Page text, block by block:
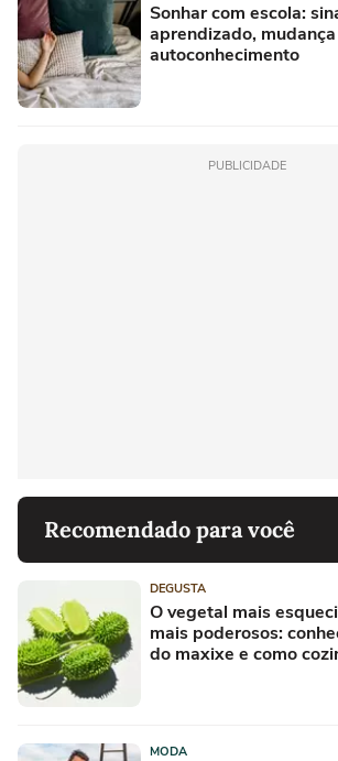
Sonhar com escola:
aprendizado,
autoconhecimento
PUBLICIDADE
Recomendado para você
DEGUSTA
O vegetal mais
mais poderosos:
do maxixe e como
MODA